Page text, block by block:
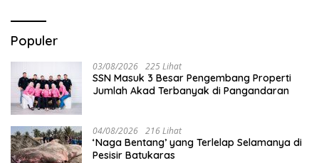
Populer
03/08/2026 225 Lihat
SSN Masuk 3 Besar Pengembang Properti
Jumlah Akad Terbanyak di Pangandaran
04/08/2026 216 Lihat
‘Naga Bentang’ yang Terlelap Selamanya di
Pesisir Batukaras